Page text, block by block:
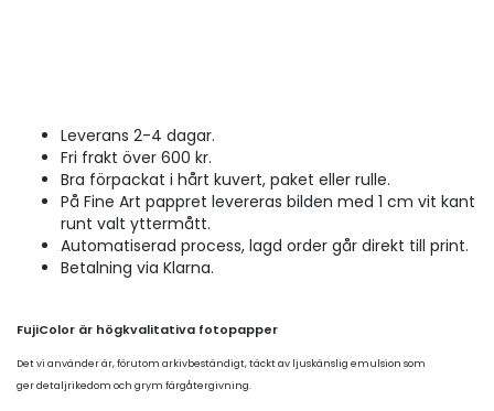
Leverans 2-4 dagar.
Fri frakt över 600 kr.
Bra förpackat i hårt kuvert, paket eller rulle.
På Fine Art pappret levereras bilden med 1 cm vit kant
runt valt yttermått.
Automatiserad process, lagd order går direkt till print.
Betalning via Klarna.
FujiColor är högkvalitativa fotopapper
Det vi använder är, förutom arkivbeständigt, täckt av ljuskänslig emulsion som
ger detaljrikedom och grym färgåtergivning.